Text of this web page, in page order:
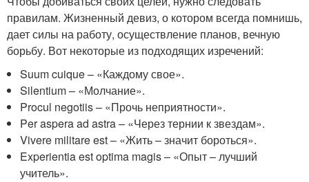
правилам. Жизненный девиз, о котором всегда помнишь,
дает силы на работу, осуществление планов, вечную
борьбу. Вот некоторые из подходящих изречений:
Suum cuique – «Каждому свое».
Silentium – «Молчание».
Procul negotiis – «Прочь неприятности».
Per aspera ad astra – «Через тернии к звездам».
Vivere militare est – «Жить – значит бороться».
Experientia est optima magis – «Опыт – лучший
учитель».